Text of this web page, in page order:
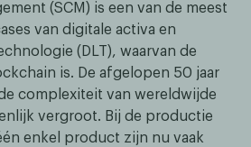
(SCM) is een van de meest
van digitale activa en
(DLT), waarvan de
is. De afgelopen 50 jaar
complexiteit van wereldwijde
vergroot. Bij de productie
enkel product zijn nu vaak